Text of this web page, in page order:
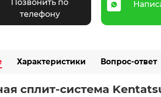
Позвонить по
телефону
Характеристики Вопрос-ответ
сплит-система